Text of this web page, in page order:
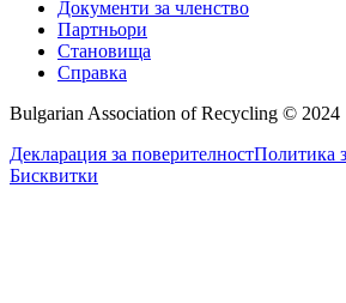
Документи за членство
Партньори
Становища
Справка
Bulgarian Association of Recycling © 2024
Декларация за поверителностПолитика
Бисквитки